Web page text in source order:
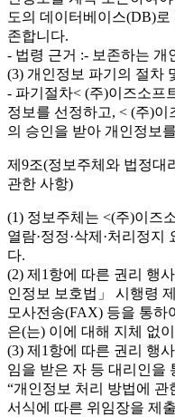
도의 데이터베이스(DB)
존합니다.
- 법령 근거 :- 보존하는 개
(3) 개인정보 파기의 절차
- 파기절차< (주)이즈소프
정보를 선정하고, < (주)
의 승인을 받아 개인정보
제9조(정보주체와 법정대
관한 사항)
(1) 정보주체는 <(주)이즈
열람·정정·삭제·처리정지
다.
(2) 제1항에 따른 권리 행
인정보 보호법」 시행령
모사전송(FAX) 등을 통하
은(는) 이에 대해 지체 없
(3) 제1항에 따른 권리 행
임을 받은 자 등 대리인을
“개인정보 처리 방법에 관
서식에 따른 위임장을 제